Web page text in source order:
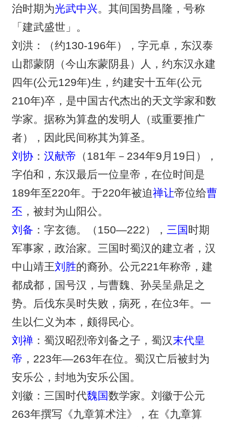
治时期为光武中兴。其间国势昌隆，号称
「建武盛世」。
刘洪：（约130-196年），字元卓，东汉泰
山郡蒙阴（今山东蒙阴县）人，约东汉永建
四年(公元129年)生，约建安十五年(公元
210年)卒，是中国古代杰出的天文学家和数
学家。据称为算盘的发明人（或重要推广
者），因此民间称其为算圣。
刘协： 汉献帝 （181年－234年9月19日），
字伯和，东汉最后一位皇帝，在位时间是
189年至220年。于220年被迫禅让帝位给曹
丕 ，被封为山阳公。
刘备 ：字玄德。（150—222）， 三国时期
军事家，政治家。三国时蜀汉的建立者，汉
中山靖王刘胜的裔孙。公元221年称帝，建
都成都，国号汉，与曹魏、孙吴呈鼎足之
势。后伐东吴时失败，病死，在位3年。一
生以仁义为本，颇得民心。
刘禅：蜀汉昭烈帝刘备之子，蜀汉末代皇
帝 ，223年—263年在位。蜀汉亡后被封为
安乐公，封地为安乐公国。
刘徽：三国时代魏国数学家。刘徽于公元
263年撰写《九章算术注》，在《九章算